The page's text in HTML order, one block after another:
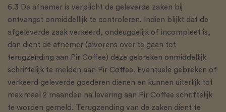
6.3 De afnemer is verplicht de geleverde zaken bij
ontvangst onmiddellijk te controleren. Indien blijkt dat de
afgeleverde zaak verkeerd, ondeugdelijk of incompleet is,
dan dient de afnemer (alvorens over te gaan tot
terugzending aan Pir Coffee) deze gebreken onmiddellijk
schriftelijk te melden aan Pir Coffee. Eventuele gebreken of
verkeerd geleverde goederen dienen en kunnen uiterlijk tot
maximaal 2 maanden na levering aan Pir Coffee schriftelijk
te worden gemeld. Terugzending van de zaken dient te